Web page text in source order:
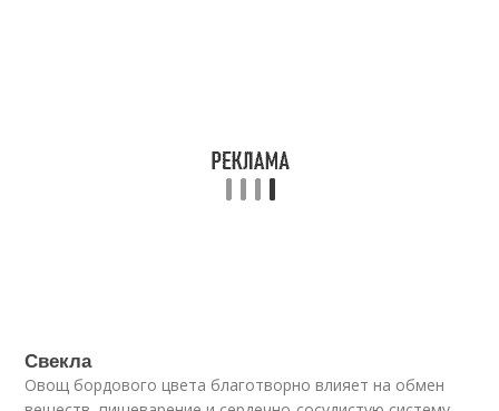
Свекла
Овощ бордового цвета благотворно влияет на обмен